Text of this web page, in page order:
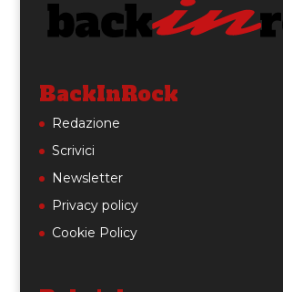
BackInRock
Redazione
Scrivici
Newsletter
Privacy policy
Cookie Policy